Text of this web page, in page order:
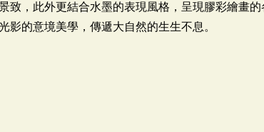
致，此外更結合水墨的表現風格，呈現膠彩繪畫
影的意境美學，傳遞大自然的生生不息。